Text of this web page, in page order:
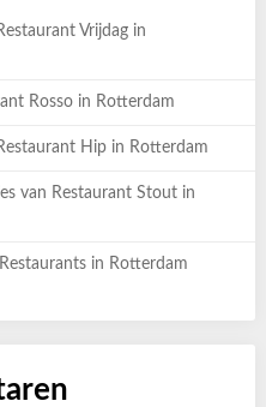
Vrijdag in
Rosso in Rotterdam
Hip in Rotterdam
van Restaurant Stout in
in Rotterdam